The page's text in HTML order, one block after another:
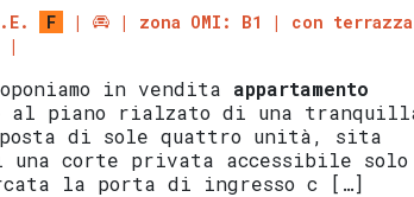
F zona OMI: B1
con terrazza
in vendita appartamento
al piano rialzato di una
di sole quattro unità, sita
corte privata accessibile
la porta di ingresso c […]